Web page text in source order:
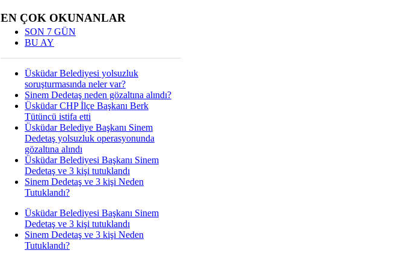
EN ÇOK OKUNANLAR
SON 7 GÜN
BU AY
Üsküdar Belediyesi yolsuzluk
soruşturmasında neler var?
Sinem Dedetaş neden gözaltına alındı?
Üsküdar CHP İlçe Başkanı Berk
Tütüncü istifa etti
Üsküdar Belediye Başkanı Sinem
Dedetaş yolsuzluk operasyonunda
gözaltına alındı
Üsküdar Belediyesi Başkanı Sinem
Dedetaş ve 3 kişi tutuklandı
Sinem Dedetaş ve 3 kişi Neden
Tutuklandı?
Üsküdar Belediyesi Başkanı Sinem
Dedetaş ve 3 kişi tutuklandı
Sinem Dedetaş ve 3 kişi Neden
Tutuklandı?